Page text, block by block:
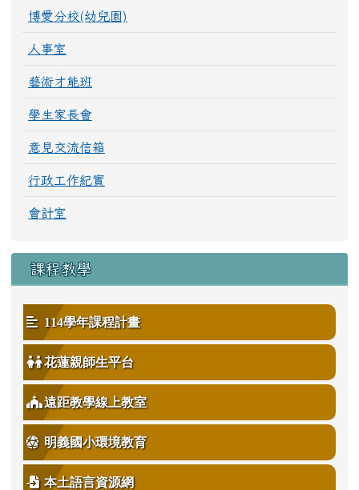
博愛分校(幼兒園)
人事室
藝術才能班
學生家長會
意見交流信箱
行政工作紀實
會計室
課程教學
114學年課程計畫
花蓮親師生平台
遠距教學線上教室
明義國小環境教育
本土語言資源網